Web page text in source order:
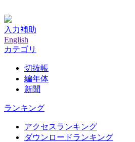
入力補助
English
カテゴリ
切抜帳
編年体
新聞
ランキング
アクセスランキング
ダウンロードランキング